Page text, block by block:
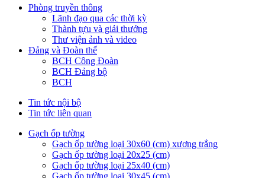
Phòng truyền thông
Lãnh đạo qua các thời kỳ
Thành tựu và giải thưởng
Thư viện ảnh và video
Đảng và Đoàn thể
BCH Công Đoàn
BCH Đảng bộ
BCH
Tin tức nội bộ
Tin tức liên quan
Gạch ốp tường
Gạch ốp tường loại 30x60 (cm) xương trắng
Gạch ốp tường loại 20x25 (cm)
Gạch ốp tường loại 25x40 (cm)
Gạch ốp tường loại 30x45 (cm)